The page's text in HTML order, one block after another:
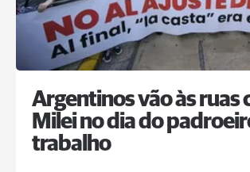
Argentinos vão às ruas
Milei no dia do
trabalho